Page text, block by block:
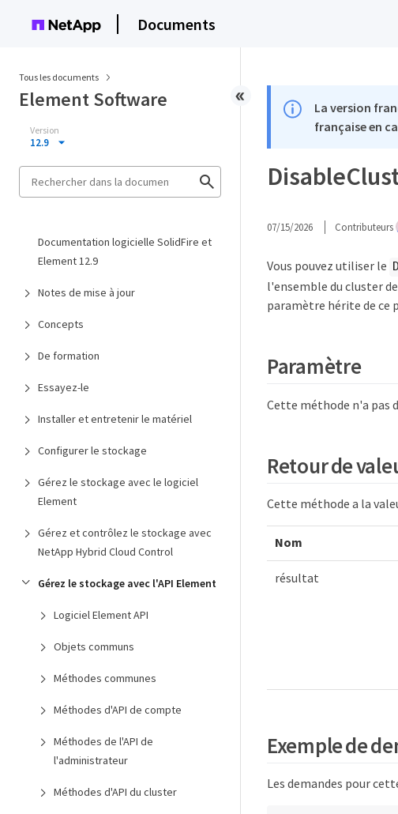
Documents
Tous les documents
Element Software
Version
12.9
Documentation logicielle SolidFire et
Element 12.9
Notes de mise à jour
Concepts
De formation
Essayez-le
Installer et entretenir le matériel
Configurer le stockage
Gérez le stockage avec le logiciel
Element
Gérez et contrôlez le stockage avec
NetApp Hybrid Cloud Control
Gérez le stockage avec l'API Element
Logiciel Element API
Objets communs
Méthodes communes
Méthodes d'API de compte
Méthodes de l'API de
l'administrateur
Méthodes d'API du cluster
La version
française en
07/15/2026 Contributeurs
Vous pouvez utiliser le
l'ensemble du cluster
paramètre hérite de ce
Paramètre
Cette méthode n'a pas
Retour de
Cette méthode a la
Nom
résultat
Exemple de
Les demandes pour